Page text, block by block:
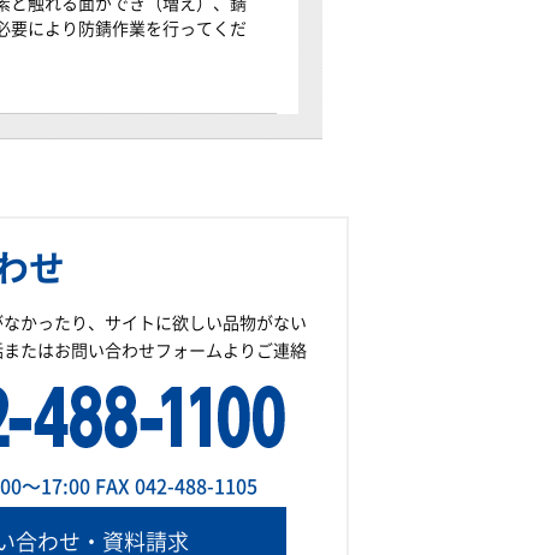
要により防錆作業を行ってくだ
せ
かったり、サイトに欲しい品物がない
たはお問い合わせフォームよりご連絡
～17:00 FAX 042-488-1105
合わせ・資料請求